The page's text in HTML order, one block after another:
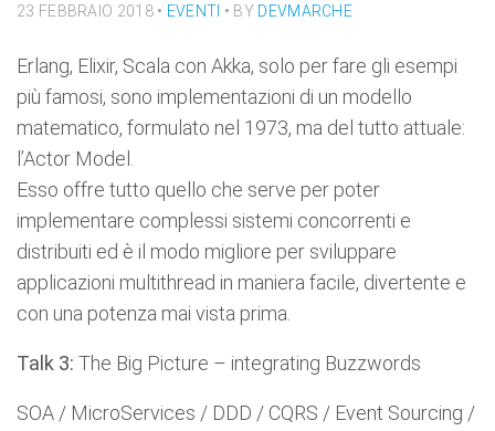
23 FEBBRAIO 2018• EVENTI • BY DEVMARCHE
Erlang, Elixir, Scala con Akka, solo per fare gli esempi
più famosi, sono implementazioni di un modello
matematico, formulato nel 1973, ma del tutto attuale:
l’Actor Model.
Esso offre tutto quello che serve per poter
implementare complessi sistemi concorrenti e
distribuiti ed è il modo migliore per sviluppare
applicazioni multithread in maniera facile, divertente e
con una potenza mai vista prima.
Talk 3: The Big Picture – integrating Buzzwords
SOA / MicroServices / DDD / CQRS / Event Sourcing /